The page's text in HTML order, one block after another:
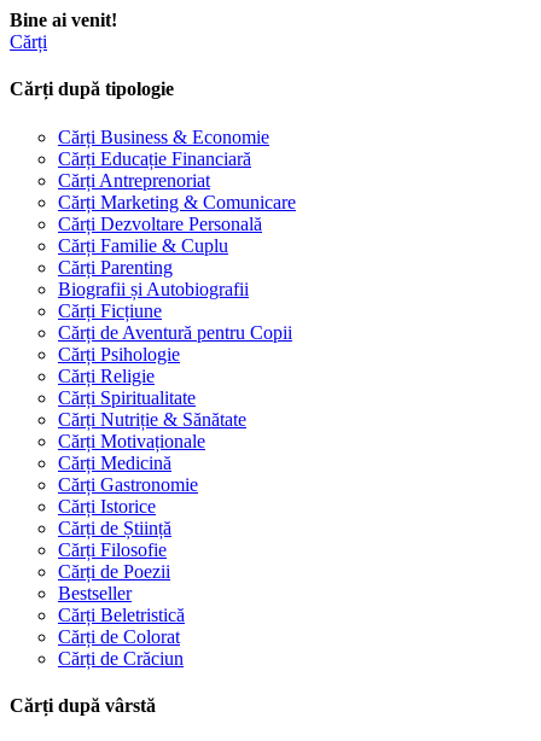
Bine ai venit!
Cărți
Cărți după tipologie
Cărți Business & Economie
Cărți Educație Financiară
Cărți Antreprenoriat
Cărți Marketing & Comunicare
Cărți Dezvoltare Personală
Cărți Familie & Cuplu
Cărți Parenting
Biografii și Autobiografii
Cărți Ficțiune
Cărți de Aventură pentru Copii
Cărți Psihologie
Cărți Religie
Cărți Spiritualitate
Cărți Nutriție & Sănătate
Cărți Motivaționale
Cărți Medicină
Cărți Gastronomie
Cărți Istorice
Cărți de Știință
Cărți Filosofie
Cărți de Poezii
Bestseller
Cărți Beletristică
Cărți de Colorat
Cărți de Crăciun
Cărți după vârstă